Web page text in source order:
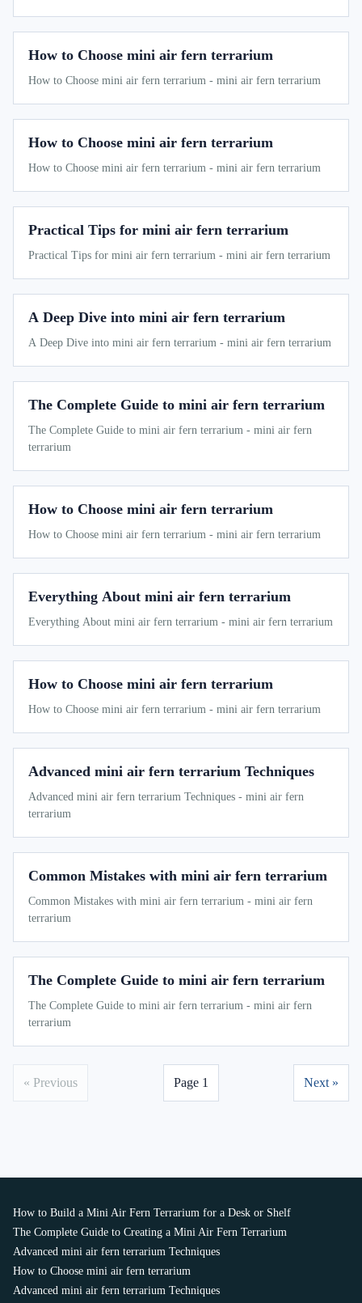
How to Choose mini air fern terrarium
How to Choose mini air fern terrarium - mini air fern terrarium
How to Choose mini air fern terrarium
How to Choose mini air fern terrarium - mini air fern terrarium
Practical Tips for mini air fern terrarium
Practical Tips for mini air fern terrarium - mini air fern terrarium
A Deep Dive into mini air fern terrarium
A Deep Dive into mini air fern terrarium - mini air fern terrarium
The Complete Guide to mini air fern terrarium
The Complete Guide to mini air fern terrarium - mini air fern
terrarium
How to Choose mini air fern terrarium
How to Choose mini air fern terrarium - mini air fern terrarium
Everything About mini air fern terrarium
Everything About mini air fern terrarium - mini air fern terrarium
How to Choose mini air fern terrarium
How to Choose mini air fern terrarium - mini air fern terrarium
Advanced mini air fern terrarium Techniques
Advanced mini air fern terrarium Techniques - mini air fern
terrarium
Common Mistakes with mini air fern terrarium
Common Mistakes with mini air fern terrarium - mini air fern
terrarium
The Complete Guide to mini air fern terrarium
The Complete Guide to mini air fern terrarium - mini air fern
terrarium
« Previous Page 1 Next »
How to Build a Mini Air Fern Terrarium for a Desk or Shelf
The Complete Guide to Creating a Mini Air Fern Terrarium
Advanced mini air fern terrarium Techniques
How to Choose mini air fern terrarium
Advanced mini air fern terrarium Techniques